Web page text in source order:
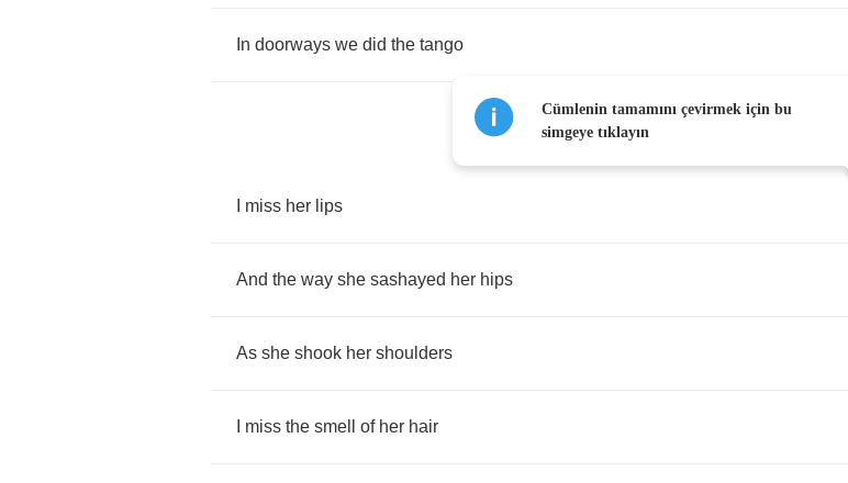
In doorways we did the tango
miss her lips
And the way she sashayed her hips
As she shook her shoulders
miss the smell of her hair
Cümlenin tamamını çevirmek için bu
simgeye tıklayın